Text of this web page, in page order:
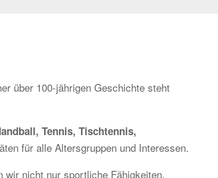
über 100-jährigen Geschichte steht
Tennis, Tischtennis,
für alle Altersgruppen und Interessen.
wir nicht nur sportliche Fähigkeiten,